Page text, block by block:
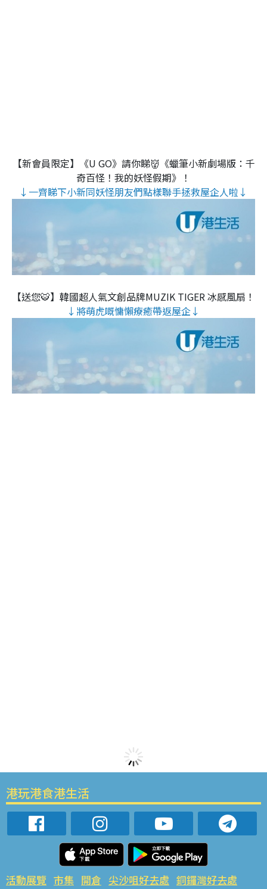
【新會員限定】《U GO》請你睇👹《蠟筆小新劇場版：千
奇百怪！我的妖怪假期》！
↓一齊睇下小新同妖怪朋友們點樣聯手拯救屋企人啦↓
【送您🐯】韓國超人氣文創品牌MUZIK TIGER 冰感風扇！
↓將萌虎嘅慵懶療癒帶返屋企↓
港玩港食港生活
活動展覽 市集 開倉 尖沙咀好去處 銅鑼灣好去處